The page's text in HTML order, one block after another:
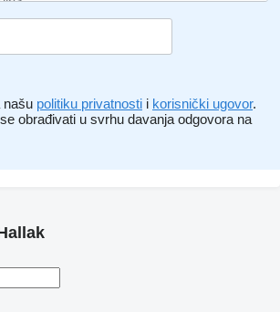
našu politiku privatnosti i korisnički ugovor.
obrađivati ​​u svrhu davanja odgovora na